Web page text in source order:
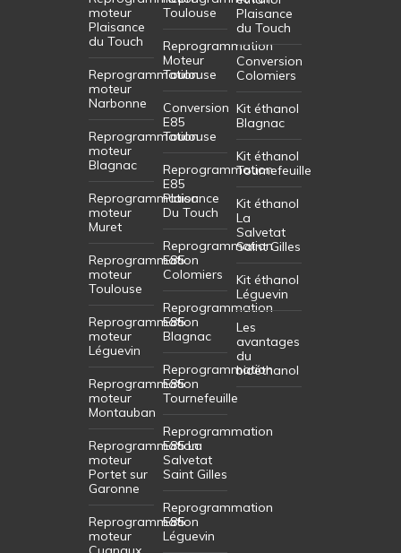
moteur
Plaisance
du Touch
Reprogrammation
moteur
Narbonne
Reprogrammation
moteur
Blagnac
Reprogrammation
moteur
Muret
Reprogrammation
moteur
Toulouse
Reprogrammation
moteur
Léguevin
Reprogrammation
moteur
Montauban
Reprogrammation
moteur
Portet sur
Garonne
Reprogrammation
moteur
Toulouse
Reprogrammation
Moteur
Toulouse
Conversion
E85
Toulouse
Reprogrammation
E85
Plaisance
Du Touch
Reprogrammation
E85
Colomiers
Reprogrammation
E85
Blagnac
Reprogrammation
E85
Tournefeuille
Reprogrammation
E85 La
Salvetat
Saint Gilles
Reprogrammation
E85
Léguevin
Plaisance
du Touch
Conversion
Colomiers
Kit éthanol
Blagnac
Kit éthanol
Tournefeuille
Kit éthanol
La
Salvetat
Saint Gilles
Kit éthanol
Léguevin
Les
avantages
du
bioéthanol